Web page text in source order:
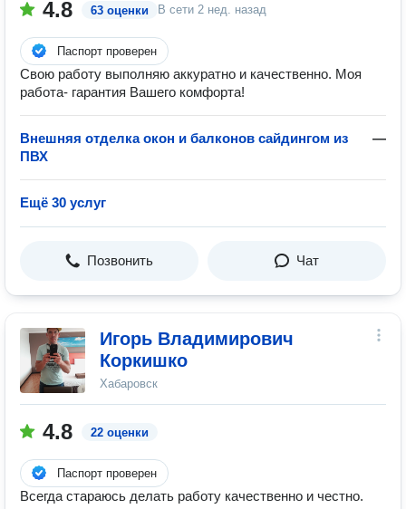
4.8 63 оценки В сети 2 нед. назад
Паспорт проверен
Свою работу выполняю аккуратно и качественно. Моя
работа- гарантия Вашего комфорта!
Внешняя отделка окон и балконов сайдингом из
ПВХ
—
Ещё 30 услуг
Позвонить Чат
Игорь Владимирович
Коркишко
Хабаровск
4.8 22 оценки
Паспорт проверен
Всегда стараюсь делать работу качественно и честно.